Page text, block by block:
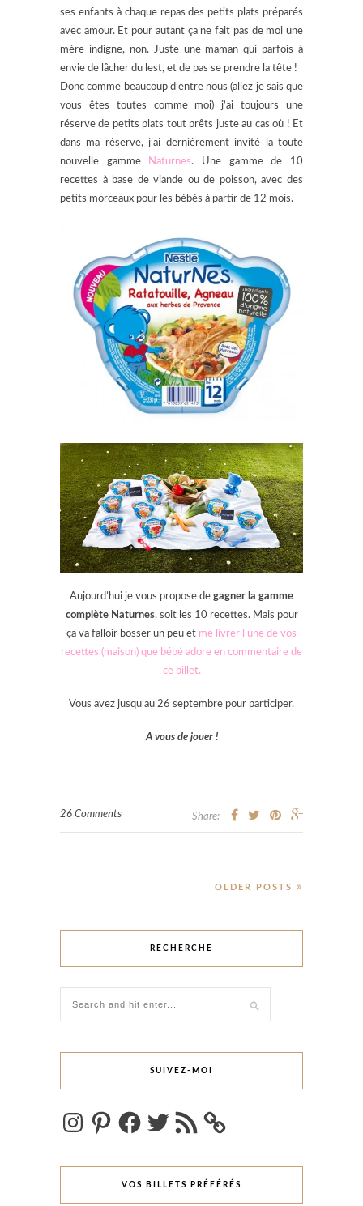
ses enfants à chaque repas des petits plats préparés
avec amour. Et pour autant ça ne fait pas de moi une
mère indigne, non. Juste une maman qui parfois à
envie de lâcher du lest, et de pas se prendre la tête !
Donc comme beaucoup d’entre nous (allez je sais que
vous êtes toutes comme moi) j’ai toujours une
réserve de petits plats tout prêts juste au cas où ! Et
dans ma réserve, j’ai dernièrement invité la toute
nouvelle gamme
Naturnes. Une gamme de 10
recettes à base de viande ou de poisson, avec des
petits morceaux pour les bébés à partir de 12 mois.
Aujourd’hui je vous propose de gagner la gamme
complète Naturnes, soit les 10 recettes. Mais pour
ça va falloir bosser un peu et me livrer l’une de vos
recettes (maison) que bébé adore en commentaire de
ce billet.
Vous avez jusqu’au 26 septembre pour participer.
A vous de jouer !
26 Comments Share:
OLDER POSTS
RECHERCHE
SUIVEZ-MOI
InstagramPinterestFacebookTwitterFlux
RSS
VOS BILLETS PRÉFÉRÉS